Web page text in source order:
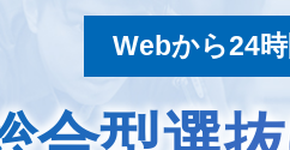
Webから24時